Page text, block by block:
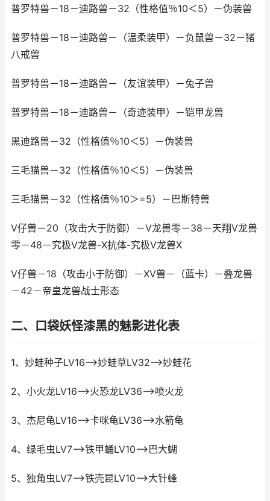
普罗特兽－18－迪路兽－32（性格值％10＜5）－伪装兽
普罗特兽－18－迪路兽－（温柔装甲）－负鼠兽－32－猪
八戒兽
普罗特兽－18－迪路兽－（友谊装甲）－兔子兽
普罗特兽－18－迪路兽－（奇迹装甲）－铠甲龙兽
黑迪路兽－32（性格值％10＜5）－伪装兽
三毛猫兽－32（性格值％10＜5）－伪装兽
三毛猫兽－32（性格值％10＞=5）－巴斯特兽
V仔兽－20（攻击大于防御）－V龙兽零－38－天翔V龙兽
零－48－究极V龙兽-X抗体-究极V龙兽X
V仔兽－18（攻击小于防御）－XV兽－（蓝卡）－叠龙兽
－42－帝皇龙兽战士形态
二、口袋妖怪漆黑的魅影进化表
1、妙蛙种子LV16-->妙蛙草LV32-->妙蛙花
2、小火龙LV16-->火恐龙LV36-->喷火龙
3、杰尼龟LV16-->卡咪龟LV36-->水箭龟
4、绿毛虫LV7-->铁甲蛹LV10-->巴大蝴
5、独角虫LV7-->铁壳昆LV10-->大针蜂